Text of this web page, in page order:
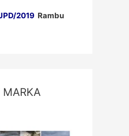
2019 Rambu
MARKA